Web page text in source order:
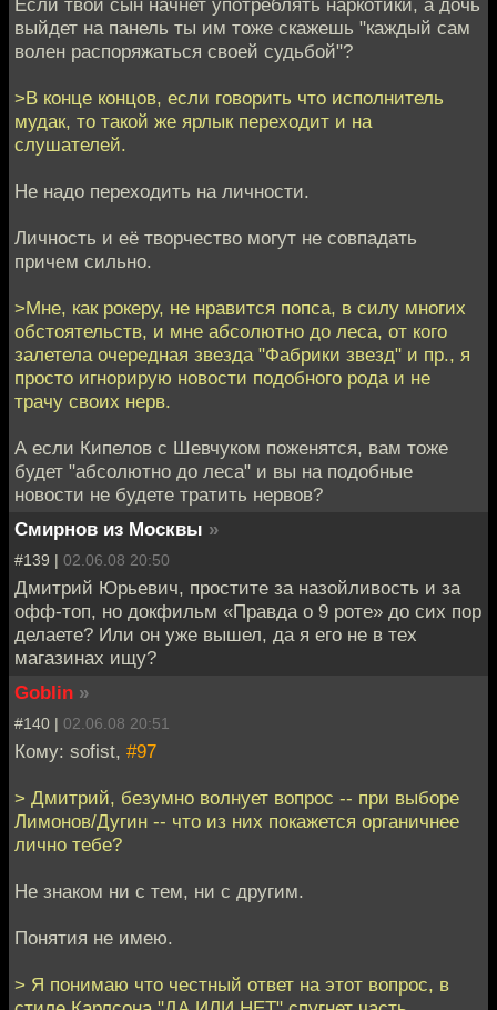
выйдет на панель ты им тоже скажешь "каждый сам
волен распоряжаться своей судьбой"?
>В конце концов, если говорить что исполнитель
мудак, то такой же ярлык переходит и на
слушателей.
Не надо переходить на личности.
Личность и её творчество могут не совпадать
причем сильно.
>Мне, как рокеру, не нравится попса, в силу многих
обстоятельств, и мне абсолютно до леса, от кого
залетела очередная звезда "Фабрики звезд" и пр., я
просто игнорирую новости подобного рода и не
трачу своих нерв.
А если Кипелов с Шевчуком поженятся, вам тоже
будет "абсолютно до леса" и вы на подобные
новости не будете тратить нервов?
Смирнов из Москвы »
#139 | 02.06.08 20:50
Дмитрий Юрьевич, простите за назойливость и за
офф-топ, но докфильм «Правда о 9 роте» до сих пор
делаете? Или он уже вышел, да я его не в тех
магазинах ищу?
Goblin »
#140 | 02.06.08 20:51
Кому: sofist, #97
> Дмитрий, безумно волнует вопрос -- при выборе
Лимонов/Дугин -- что из них покажется органичнее
лично тебе?
Не знаком ни с тем, ни с другим.
Понятия не имею.
> Я понимаю что честный ответ на этот вопрос, в